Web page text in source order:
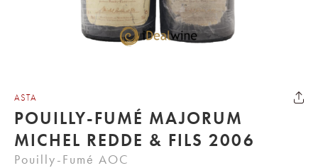
ASTA
POUILLY-FUMÉ MAJORUM
MICHEL REDDE & FILS 2006
Pouilly-Fumé AOC